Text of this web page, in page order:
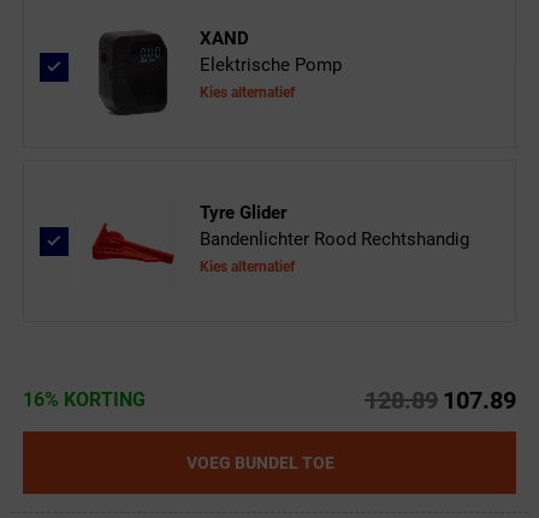
XAND
Elektrische Pomp
Kies alternatief
Tyre Glider
Bandenlichter Rood Rechtshandig
Kies alternatief
16% KORTING 128.89 107.89
VOEG BUNDEL TOE